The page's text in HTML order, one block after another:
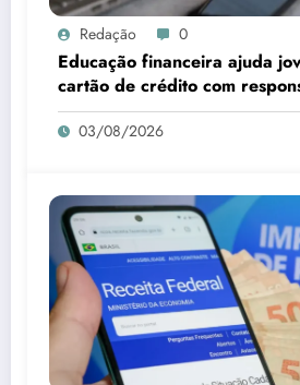
Redação 0
Educação financeira ajuda
cartão de crédito com
03/08/2026